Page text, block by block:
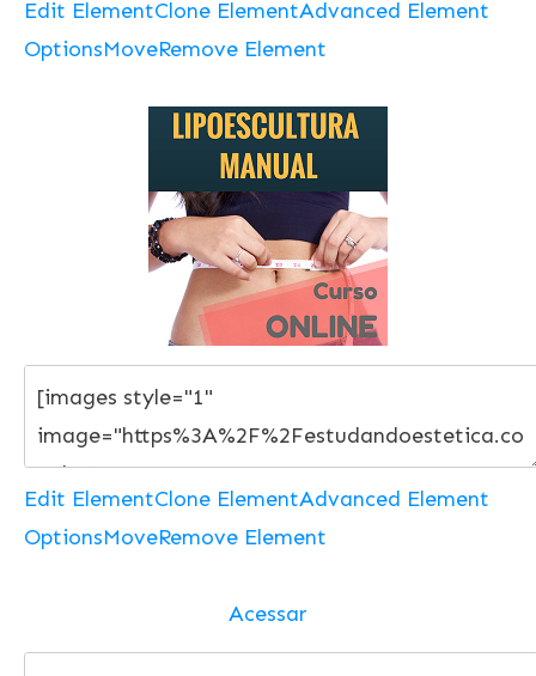
Edit ElementClone ElementAdvanced Element
OptionsMoveRemove Element
Edit ElementClone ElementAdvanced Element
OptionsMoveRemove Element
Acessar